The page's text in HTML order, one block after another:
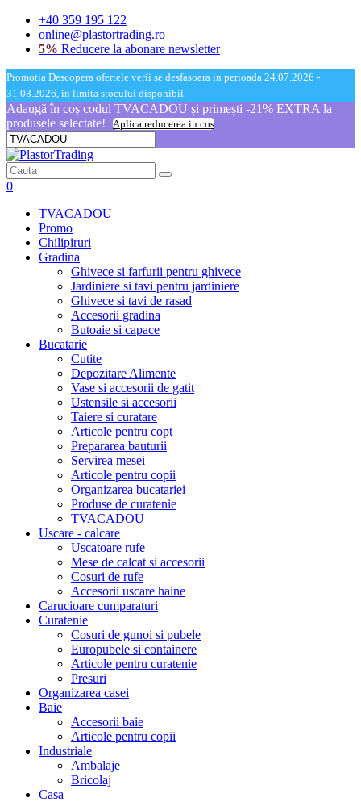
+40 359 195 122
online@plastortrading.ro
5% Reducere la abonare newsletter
Promotia Descopera ofertele verii se desfasoara in perioada 24.07.2026 -
31.08.2026, in limita stocului disponibil.
Adaugă în coș codul TVACADOU și primești -21% EXTRA la
produsele selectate!
Aplica reducerea in cos
0
TVACADOU
Promo
Chilipiruri
Gradina
Ghivece si farfurii pentru ghivece
Jardiniere si tavi pentru jardiniere
Ghivece si tavi de rasad
Accesorii gradina
Butoaie si capace
Bucatarie
Cutite
Depozitare Alimente
Vase si accesorii de gatit
Ustensile si accesorii
Taiere si curatare
Articole pentru copt
Prepararea bauturii
Servirea mesei
Articole pentru copii
Organizarea bucatariei
Produse de curatenie
TVACADOU
Uscare - calcare
Uscatoare rufe
Mese de calcat si accesorii
Cosuri de rufe
Accesorii uscare haine
Carucioare cumparaturi
Curatenie
Cosuri de gunoi si pubele
Europubele si containere
Articole pentru curatenie
Presuri
Organizarea casei
Baie
Accesorii baie
Articole pentru copii
Industriale
Ambalaje
Bricolaj
Casa